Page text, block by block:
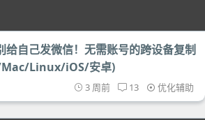
自己发微信！无需账号的跨设备复制
Mac/Linux/iOS/安卓)
3 周前 13 优化辅助